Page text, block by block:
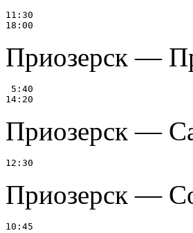
11:30
Приозерск —
5:40
Приозерск —
Приозерск —
10:45